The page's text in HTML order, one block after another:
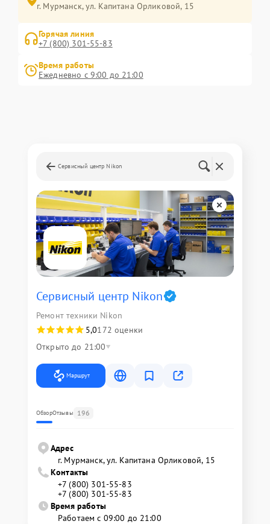
г. Мурманск, ул. Капитана Орликовой, 15
Горячая линия
+7 (800) 301-55-83
Время работы
Ежедневно с 9:00 до 21:00
Сервисный центр Nikon
Сервисный центр Nikon
Ремонт техники Nikon
5,0172 оценки
Открыто до 21:00
Маршрут
ОбзорОтзывы 196
Адрес
г. Мурманск, ул. Капитана Орликовой, 15
Контакты
+7 (800) 301-55-83
+7 (800) 301-55-83
Время работы
Работаем с 09:00 до 21:00